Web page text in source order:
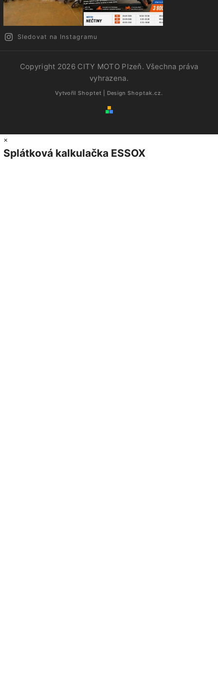
Sledovat na Instagramu
Copyright 2026 CITY MOTO Plzeň. Všechna práva
vyhrazena.
Vytvořil Shoptet | Design Shoptak.cz.
×
Splátková kalkulačka ESSOX